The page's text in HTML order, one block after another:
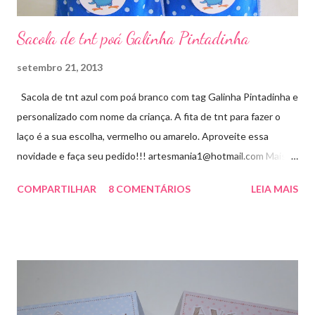
Sacola de tnt poá Galinha Pintadinha
setembro 21, 2013
Sacola de tnt azul com poá branco com tag Galinha Pintadinha e
personalizado com nome da criança. A fita de tnt para fazer o
laço é a sua escolha, vermelho ou amarelo. Aproveite essa
novidade e faça seu pedido!!! artesmania1@hotmail.com Mais
COMPARTILHAR
8 COMENTÁRIOS LEIA MAIS